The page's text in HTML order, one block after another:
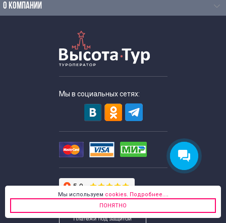
О КОМПАНИИ
Мы в социальных сетях:
Мы используем cookies. Подробнее....
ПОНЯТНО